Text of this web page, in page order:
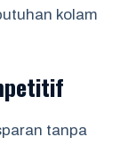
kolam
tanpa